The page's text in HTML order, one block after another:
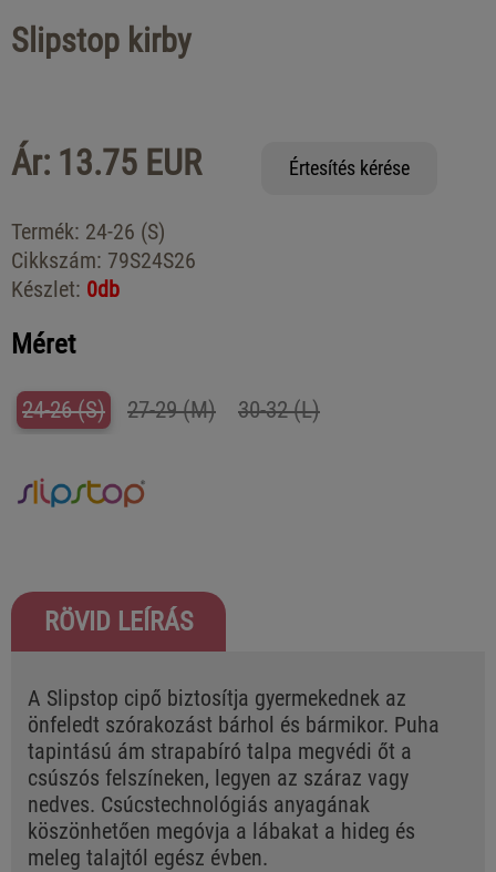
Slipstop kirby
Ár: 13.75 EUR Értesítés kérése
Termék: 24-26 (S)
Cikkszám: 79S24S26
Készlet: 0db
Méret
24-26 (S) 27-29 (M) 30-32 (L)
RÖVID LEÍRÁS
A Slipstop cipő biztosítja gyermekednek az
önfeledt szórakozást bárhol és bármikor. Puha
tapintású ám strapabíró talpa megvédi őt a
csúszós felszíneken, legyen az száraz vagy
nedves. Csúcstechnológiás anyagának
köszönhetően megóvja a lábakat a hideg és
meleg talajtól egész évben.